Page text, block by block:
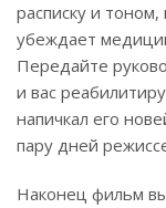
расписку и
убеждает
Передайте
и вас
напичкал его
пару дней
Наконец фильм